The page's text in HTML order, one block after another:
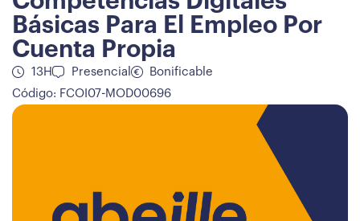
Básicas Para El Empleo Por
Cuenta Propia
13H Presencial
Bonificable
Código: FCOI07-MOD00696